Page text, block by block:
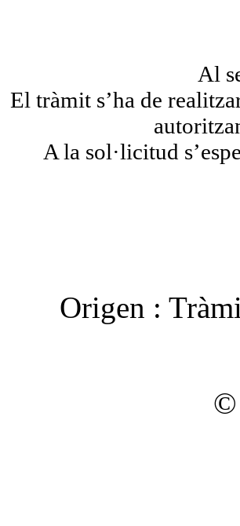
Al
El tràmit s’ha de
A la sol·licitud
Origen :
©